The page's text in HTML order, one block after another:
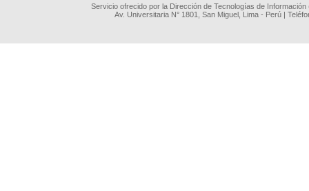
Servicio ofrecido por la Dirección de Tecnologías de
Av. Universitaria N° 1801, San Miguel, Lima - Perú |